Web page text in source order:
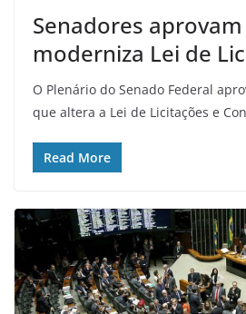
Senadores
moderniza Lei de
O Plenário do Senado Federal
que altera a Lei de Licitações e
Read More